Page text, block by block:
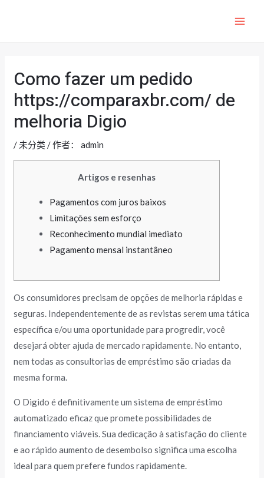
Como fazer um pedido
https://comparaxbr.com/ de
melhoria Digio
/ 未分类 / 作者： admin
Artigos e resenhas
Pagamentos com juros baixos
Limitações sem esforço
Reconhecimento mundial imediato
Pagamento mensal instantâneo
Os consumidores precisam de opções de melhoria rápidas e
seguras. Independentemente de as revistas serem uma tática
específica e/ou uma oportunidade para progredir, você
desejará obter ajuda de mercado rapidamente. No entanto,
nem todas as consultorias de empréstimo são criadas da
mesma forma.
O Digido é definitivamente um sistema de empréstimo
automatizado eficaz que promete possibilidades de
financiamento viáveis.Sua dedicação à satisfação do cliente
e ao rápido aumento de desembolso significa uma escolha
ideal para quem prefere fundos rapidamente.